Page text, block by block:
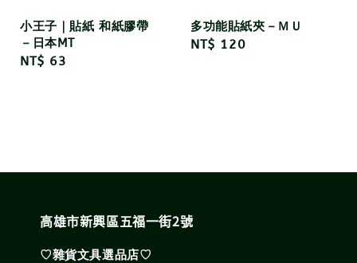
小王子｜貼紙 和紙膠帶
－日本MT
Regular
NT$ 63
多功能貼紙夾－ＭＵ
Regular
NT$ 120
高雄市新興區五福一街2號
♡雜貨文具選品店♡